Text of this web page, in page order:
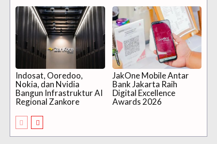
Indosat, Ooredoo,
Nokia, dan Nvidia
Bangun Infrastruktur AI
Regional Zankore
JakOne Mobile Antar
Bank Jakarta Raih
Digital Excellence
Awards 2026